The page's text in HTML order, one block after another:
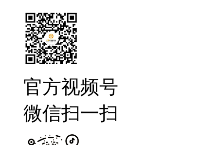
官方视频号
微信扫一扫